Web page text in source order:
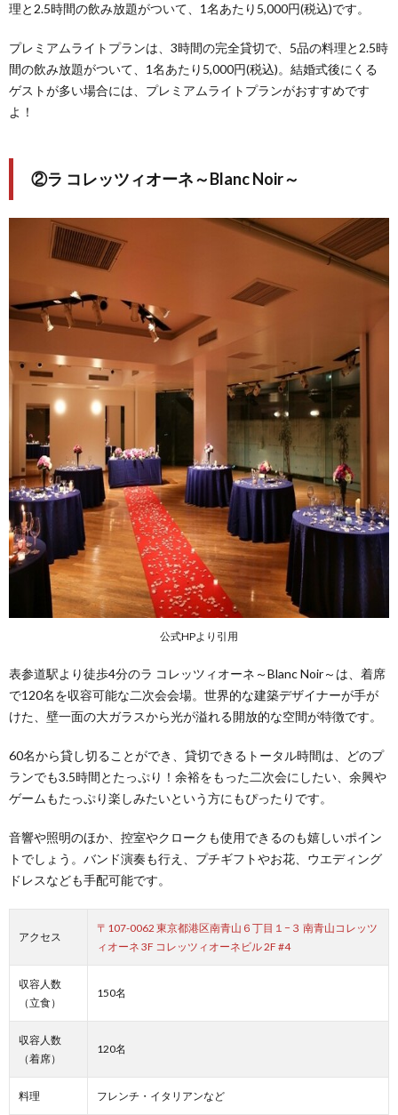
理と2.5時間の飲み放題がついて、1名あたり5,000円(税込)です。
プレミアムライトプランは、3時間の完全貸切で、5品の料理と2.5時
間の飲み放題がついて、1名あたり5,000円(税込)。結婚式後にくる
ゲストが多い場合には、プレミアムライトプランがおすすめです
よ！
②ラ コレッツィオーネ～Blanc Noir～
公式HPより引用
表参道駅より徒歩4分のラ コレッツィオーネ～Blanc Noir～は、着席
で120名を収容可能な二次会会場。世界的な建築デザイナーが手が
けた、壁一面の大ガラスから光が溢れる開放的な空間が特徴です。
60名から貸し切ることができ、貸切できるトータル時間は、どのプ
ランでも3.5時間とたっぷり！余裕をもった二次会にしたい、余興や
ゲームもたっぷり楽しみたいという方にもぴったりです。
音響や照明のほか、控室やクロークも使用できるのも嬉しいポイン
トでしょう。バンド演奏も行え、プチギフトやお花、ウエディング
ドレスなども手配可能です。
アクセス
〒107-0062 東京都港区南青山６丁目１−３ 南青山コレッツ
ィオーネ 3F コレッツィオーネビル 2F #4
収容人数
（立食）
150名
収容人数
（着席）
120名
料理 フレンチ・イタリアンなど